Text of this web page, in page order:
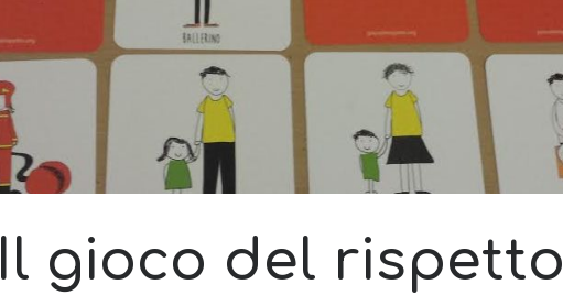
Il gioco del rispetto